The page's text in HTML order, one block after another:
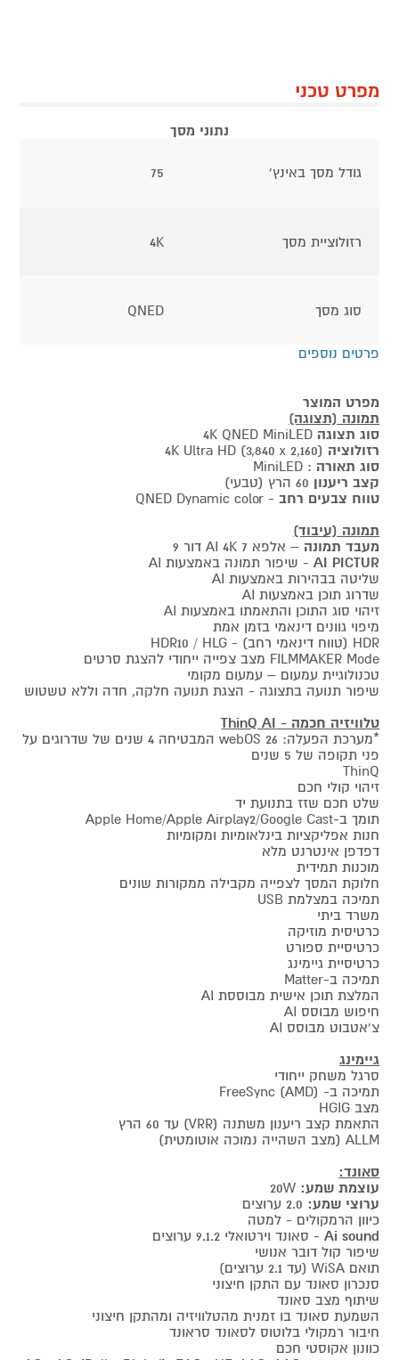
מפרט טכני
נתוני מסך
גודל מסך באינץ' 75
רזולוציית מסך 4K
סוג מסך QNED
פרטים נוספים
מפרט המוצר
תמונה (תצוגה)
סוג תצוגה
רזולוציה
סוג תאורה : MiniLED
קצב ריענון
טווח צבעים רחב- QNED Dynamic color
תמונה (עיבוד)
מעבד תמונה – אלפא 7 AI 4K דור 9
AI PICTUR- שיפור תמונה באמצעות AI
שליטה בבהירות באמצעות AI
שדרוג תוכן באמצעות AI
זיהוי סוג התוכן והתאמתו באמצעות AI
מיפוי גוונים דינאמי בזמן אמת
HDR (טווח דינאמי רחב) - HDR10 / HLG
FILMMAKER Mode מצב צפייה ייחודי להצגת סרטים
טכנולוגיית עמעום – עמעום מקומי
שיפור תנועה בתצוגה - הצגת תנועה חלקה, חדה וללא טשטוש
טלוויזיה חכמה - ThinQ AI
*מערכת הפעלה: webOS 26 המבטיחה 4 שנים של שדרוגים על
פני תקופה של 5 שנים
ThinQ
זיהוי קולי חכם
שלט חכם שזז בתנועת יד
תומך ב-Apple Home/Apple Airplay2/Google Cast
חנות אפליקציות בינלאומיות ומקומיות
דפדפן אינטרנט מלא
מוכנות תמידית
חלוקת המסך לצפייה מקבילה ממקורות שונים
תמיכה במצלמת USB
משרד ביתי
כרטיסית מוזיקה
כרטיסיית ספורט
כרטיסיית גיימינג
תמיכה ב-Matter
המלצת תוכן אישית מבוססת AI
חיפוש מבוסס AI
צ'אטבוט מבוסס AI
גיימינג
סרגל משחק ייחודי
תמיכה ב- FreeSync (AMD)
מצב HGIG
התאמת קצב ריענון משתנה (VRR) עד 60 הרץ
ALLM (מצב השהייה נמוכה אוטומטית)
סאונד:
עוצמת שמע:
ערוצי שמע:
כיוון הרמקולים - למטה
Ai sound- סאונד וירטואלי 9.1.2 ערוצים
שיפור קול דובר אנושי
תואם WiSA (עד 2.1 ערוצים)
סנכרון סאונד עם התקן חיצוני
שיתוף מצב סאונד
השמעת סאונד בו זמנית מהטלוויזיה ומהתקן חיצוני
חיבור רמקולי בלוטוס לסאונד סראונד
כוונון אקוסטי חכם